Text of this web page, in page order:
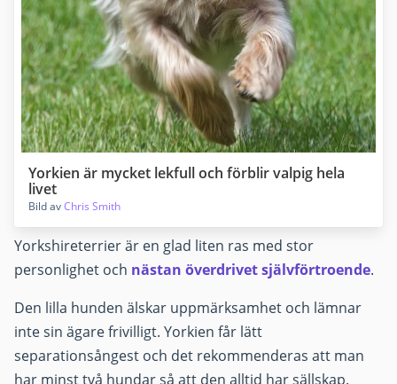
Yorkien är mycket lekfull och förblir valpig hela
livet
Bild avChris Smith
Yorkshireterrier är en glad liten ras med stor
personlighet och nästan överdrivet självförtroende.
Den lilla hunden älskar uppmärksamhet och lämnar
inte sin ägare frivilligt. Yorkien får lätt
separationsångest och det rekommenderas att man
har minst två hundar så att den alltid har sällskap.